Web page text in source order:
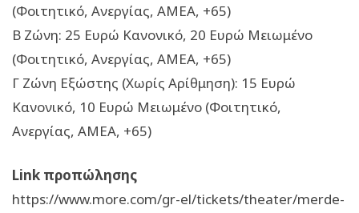
(Φοιτητικό, Ανεργίας, ΑΜΕΑ, +65)
Β Ζώνη: 25 Ευρώ Κανονικό, 20 Ευρώ Μειωμένο
(Φοιτητικό, Ανεργίας, ΑΜΕΑ, +65)
Γ Ζώνη Εξώστης (Χωρίς Αρίθμηση): 15 Ευρώ
Κανονικό, 10 Ευρώ Μειωμένο (Φοιτητικό,
Ανεργίας, ΑΜΕΑ, +65)
Link προπώλησης
https://www.more.com/gr-el/tickets/theater/merde-